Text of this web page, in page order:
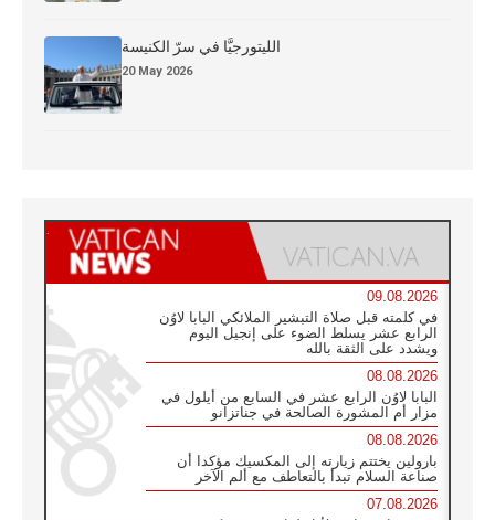
الليتورجيَّا في سرّ الكنيسة
20 May 2026
09.08.2026
في كلمته قبل صلاة التبشير الملائكي البابا لاوُن
الرابع عشر يسلط الضوء على إنجيل اليوم
ويشدد على الثقة بالله
08.08.2026
البابا لاوُن الرابع عشر في السابع من أيلول في
مزار أم المشورة الصالحة في جناتزانو
08.08.2026
بارولين يختتم زيارته إلى المكسيك مؤكدا أن
صناعة السلام تبدأ بالتعاطف مع ألم الآخر
07.08.2026